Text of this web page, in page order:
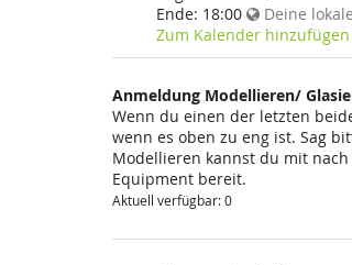
diese
Veranstaltung
statt?
Ende: 18:00 Deine
Zum Kalender hinzufügen
Anmeldung Modellieren/
Wenn du einen der letzten
wenn es oben zu eng ist. Sag
Modellieren kannst du mit
Equipment bereit.
Aktuell verfügbar: 0